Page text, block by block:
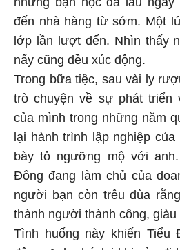
đến nhà hàng từ sớm. Một
lớp lần lượt đến. Nhìn thấy
nấy cũng đều xúc động.
Trong bữa tiệc, sau vài ly
trò chuyện về sự phát triển
của mình trong những năm
lại hành trình lập nghiệp
bày tỏ ngưỡng mộ với
Đông đang làm chủ của
người bạn còn trêu đùa
thành người thành công, giàu
Tình huống này khiến Tiểu